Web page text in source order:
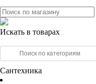
Искать в товарах
Сантехника